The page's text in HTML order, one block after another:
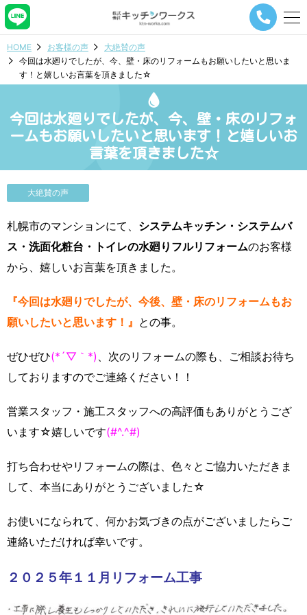
メ
ビ
シ
ョ
ン
タ
HOME お客様の声
大絶賛の声
今回は水廻りでしたが、今、壁・床のリフォームもお願いしたいと思いま
す！と嬉しいお言葉を頂きました☆
今回は水廻りでしたが、今、壁・床のリフォ
ームもお願いしたいと思います！と嬉しいお
言葉を頂きました☆
大絶賛の声
札幌市のマンションにて、 システムキッチン・システムバ
ス・洗面化粧台・トイレの水廻りフルリフォームのお客様
から、嬉しいお言葉を頂きました。
『今回は水廻りでしたが、今後、壁・床のリフォームもお
願いしたいと思います！』 との事。
ぜひぜひ(*´▽｀*) 、次のリフォームの際も、ご相談お待ち
しておりますのでご連絡ください！！
営業スタッフ・施工スタッフへの高評価もありがとうござ
います☆嬉しいです(#^.^#)
打ち合わせやリフォームの際は、色々とご協力いただきま
して、本当にありがとうございました☆
お使いになられて、何かお気づきの点がございましたらご
連絡いただければ幸いです。
２０２５年１１月リフォーム工事